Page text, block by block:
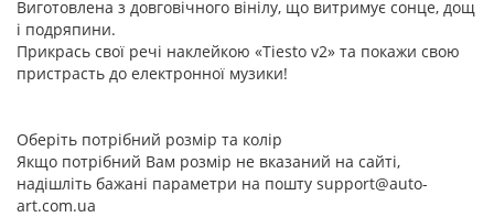
Виготовлена з довговічного вінілу, що витримує сонце, дощ
і подряпини.
Прикрась свої речі наклейкою «Tiesto v2» та покажи свою
пристрасть до електронної музики!
Оберіть потрібний розмір та колір
Якщо потрібний Вам розмір не вказаний на сайті,
надішліть бажані параметри на пошту support@auto-
art.com.ua